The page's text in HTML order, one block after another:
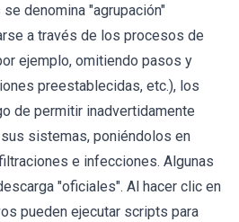
denomina "agrupación"
a través de los procesos de
ejemplo, omitiendo pasos y
preestablecidas, etc.), los
de permitir inadvertidamente
sistemas, poniéndolos en
e infecciones. Algunas
"oficiales". Al hacer clic en
pueden ejecutar scripts para